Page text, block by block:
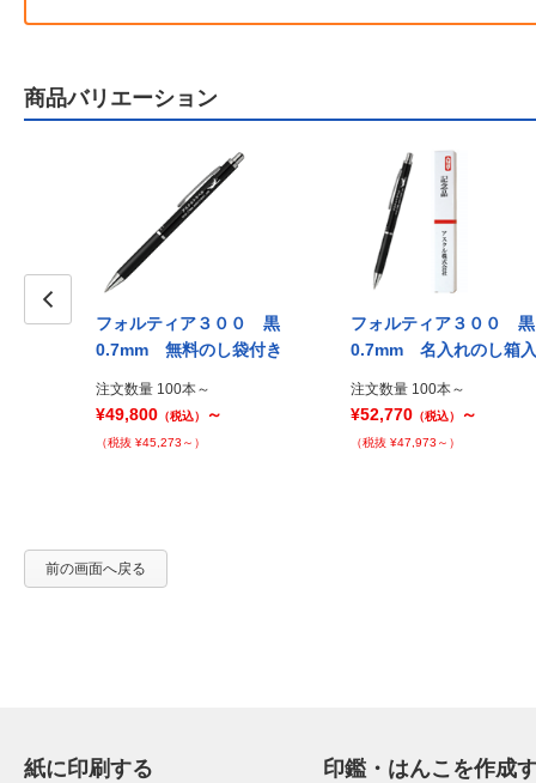
商品バリエーション
ワイン
フォルティア３００ 黒
0.7mm 無料のし袋付き
注文数量 100本～
¥49,800 （税込） ～
（税抜 ¥45,273～）
フォルティア３００
0.7mm 名入れのし箱
注文数量 100本～
¥52,770 （税込） ～
（税抜 ¥47,973～）
前の画面へ戻る
紙に印刷する 印鑑・はんこを作成